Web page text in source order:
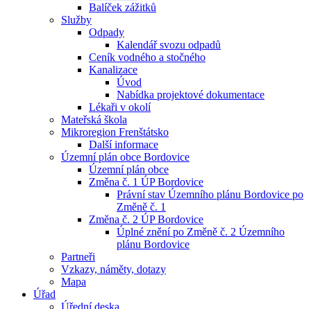
Balíček zážitků
Služby
Odpady
Kalendář svozu odpadů
Ceník vodného a stočného
Kanalizace
Úvod
Nabídka projektové dokumentace
Lékaři v okolí
Mateřská škola
Mikroregion Frenštátsko
Další informace
Územní plán obce Bordovice
Územní plán obce
Změna č. 1 ÚP Bordovice
Právní stav Územního plánu Bordovice po
Změně č. 1
Změna č. 2 ÚP Bordovice
Úplné znění po Změně č. 2 Územního
plánu Bordovice
Partneři
Vzkazy, náměty, dotazy
Mapa
Úřad
Úřední deska